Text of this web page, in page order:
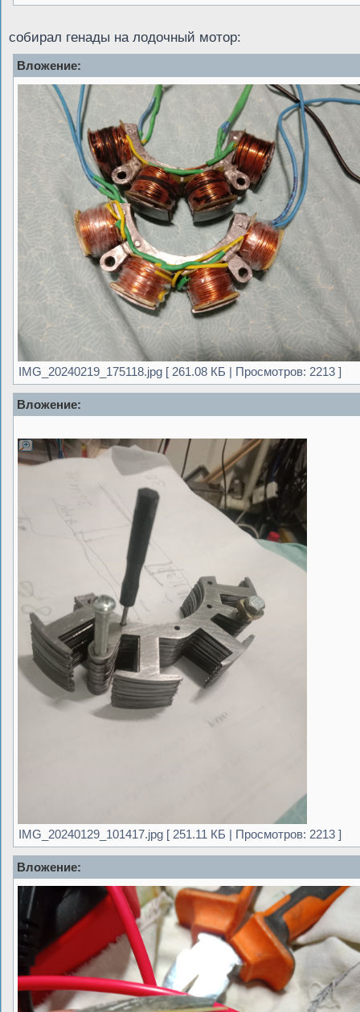
собирал генады на лодочный мотор:
Вложение:
IMG_20240219_175118.jpg [ 261.08 КБ | Просмотров: 2213 ]
Вложение:
IMG_20240129_101417.jpg [ 251.11 КБ | Просмотров: 2213 ]
Вложение: